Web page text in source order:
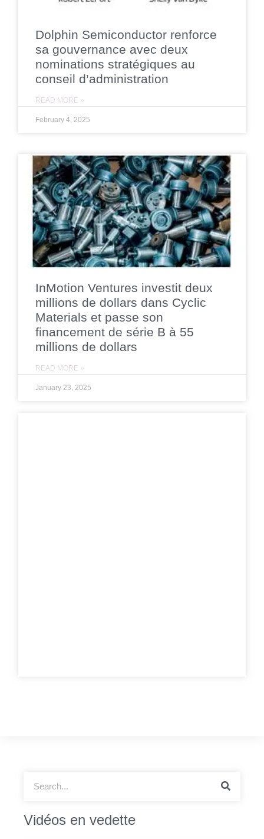
Dolphin Semiconductor renforce
sa gouvernance avec deux
nominations stratégiques au
conseil d’administration
READ MORE »
February 4, 2025
InMotion Ventures investit deux
millions de dollars dans Cyclic
Materials et passe son
financement de série B à 55
millions de dollars
READ MORE »
January 23, 2025
Vidéos en vedette